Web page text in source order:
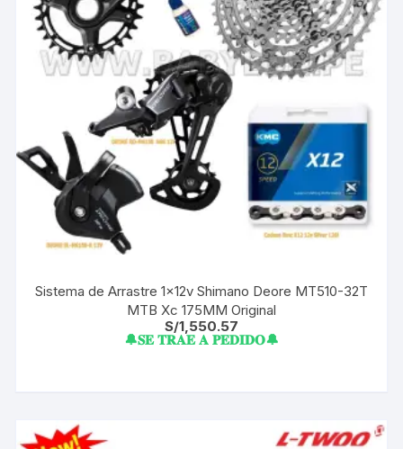
Sistema de Arrastre 1x12v Shimano Deore MT510-32T
MTB Xc 175MM Original
S/1,550.57
🔔𝐒𝐄 𝐓𝐑𝐀𝐄 𝐀 𝐏𝐄𝐃𝐈𝐃𝐎🔔